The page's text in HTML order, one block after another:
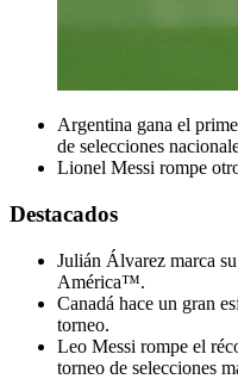
Argentina gana el
de selecciones
Lionel Messi rompe
Destacados
Julián Álvarez marca
América™.
Canadá hace un gran
torneo.
Leo Messi rompe el
torneo de selecciones